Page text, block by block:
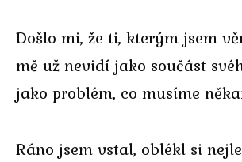
Došlo mi, že ti, kterým jsem
mě už nevidí jako součást
jako problém, co musíme
Ráno jsem vstal, oblékl si